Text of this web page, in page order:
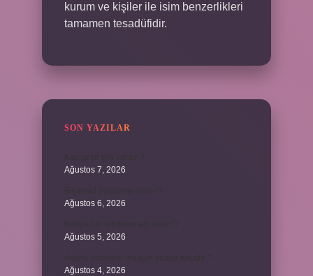
kurum ve kişiler ile isim benzerlikleri
tamamen tesadüfidir.
SON YAZILAR
Ağustos 7, 2026
Ağustos 6, 2026
Ağustos 5, 2026
Ağustos 4, 2026